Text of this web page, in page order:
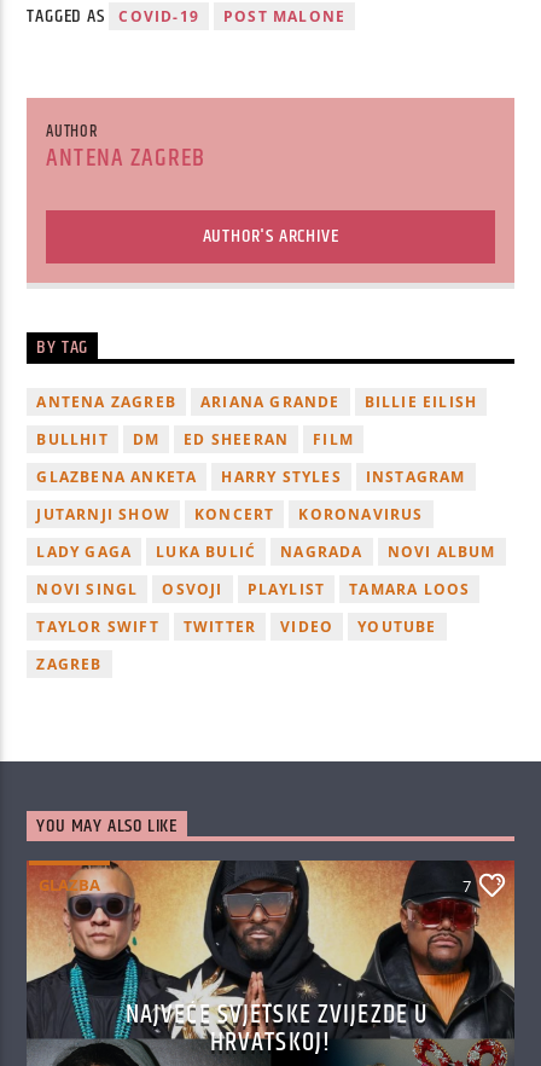
TAGGED AS COVID-19 POST MALONE
AUTHOR
ANTENA ZAGREB
AUTHOR'S ARCHIVE
BY TAG
ANTENA ZAGREB ARIANA GRANDE
BILLIE EILISH
BULLHIT
DM ED SHEERAN
FILM
GLAZBENA ANKETA
HARRY STYLES
INSTAGRAM
JUTARNJI SHOW
KONCERT
KORONAVIRUS
LADY GAGA
LUKA BULIĆ NAGRADA
NOVI ALBUM
NOVI SINGL
OSVOJI PLAYLIST
TAMARA LOOS
TAYLOR SWIFT
TWITTER VIDEO
YOUTUBE
ZAGREB
YOU MAY ALSO LIKE
GLAZBA 7
NAJVEĆE SVJETSKE ZVIJEZDE U
HRVATSKOJ!